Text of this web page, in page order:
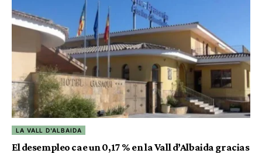
LA VALL D'ALBAIDA
El desempleo cae un 0,17 % en la Vall d’Albaida gracias